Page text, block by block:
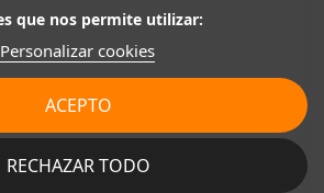
que nos permite utilizar:
Personalizar cookies
RECHAZAR TODO
ACEPTO